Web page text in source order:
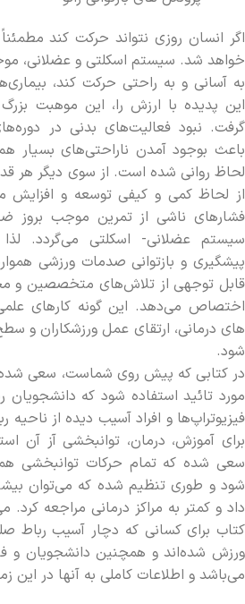
اگر انسان روزي نتواند حرکت کند
خواهد شد. سيستم اسکلتي و عضلاني‌،
به آساني و به راحتي حرکت کند،
اين پديده با ارزش را، اين موهبت
گرفت. نبود فعاليت­‌هاي بدني در
باعث بوجود آمدن ناراحتي‌هاي
لحاظ رواني شده است. از سوي ديگر هر
از لحاظ کمي و کيفي توسعه و افزايش
فشار­هاي ناشي از تمرين موجب بروز
سيستم عضلاني- اسکلتي مي‌­گردد.
پيشگيري و بازتوانی صدمات ورزشي
قابل توجهي از تلاش­‌هاي متخصصين و
اختصاص مي­‌دهد. اين گونه کارهای
هاي درماني، ارتقای عمل ورزشکاران و
شود.
در کتابی که پیش روی شماست، سعی
مورد تائید استفاده شود که
فیزیوتراپ­‌ها و افراد آسیب دیده از
برای آموزش، درمان، توان­بخشی آز آن
سعی شده که تمام حرکات توان­بخشی
شود و طوری تنظیم شده که می­‌توان
داد و کمتر به مراکز درمانی مراجعه
کتاب برای کسانی که دچار آسیب رباط
ورزش شده­‌اند و همچنین دانشجویان و
می­‌باشد و اطلاعات کاملی به آن­ها در این